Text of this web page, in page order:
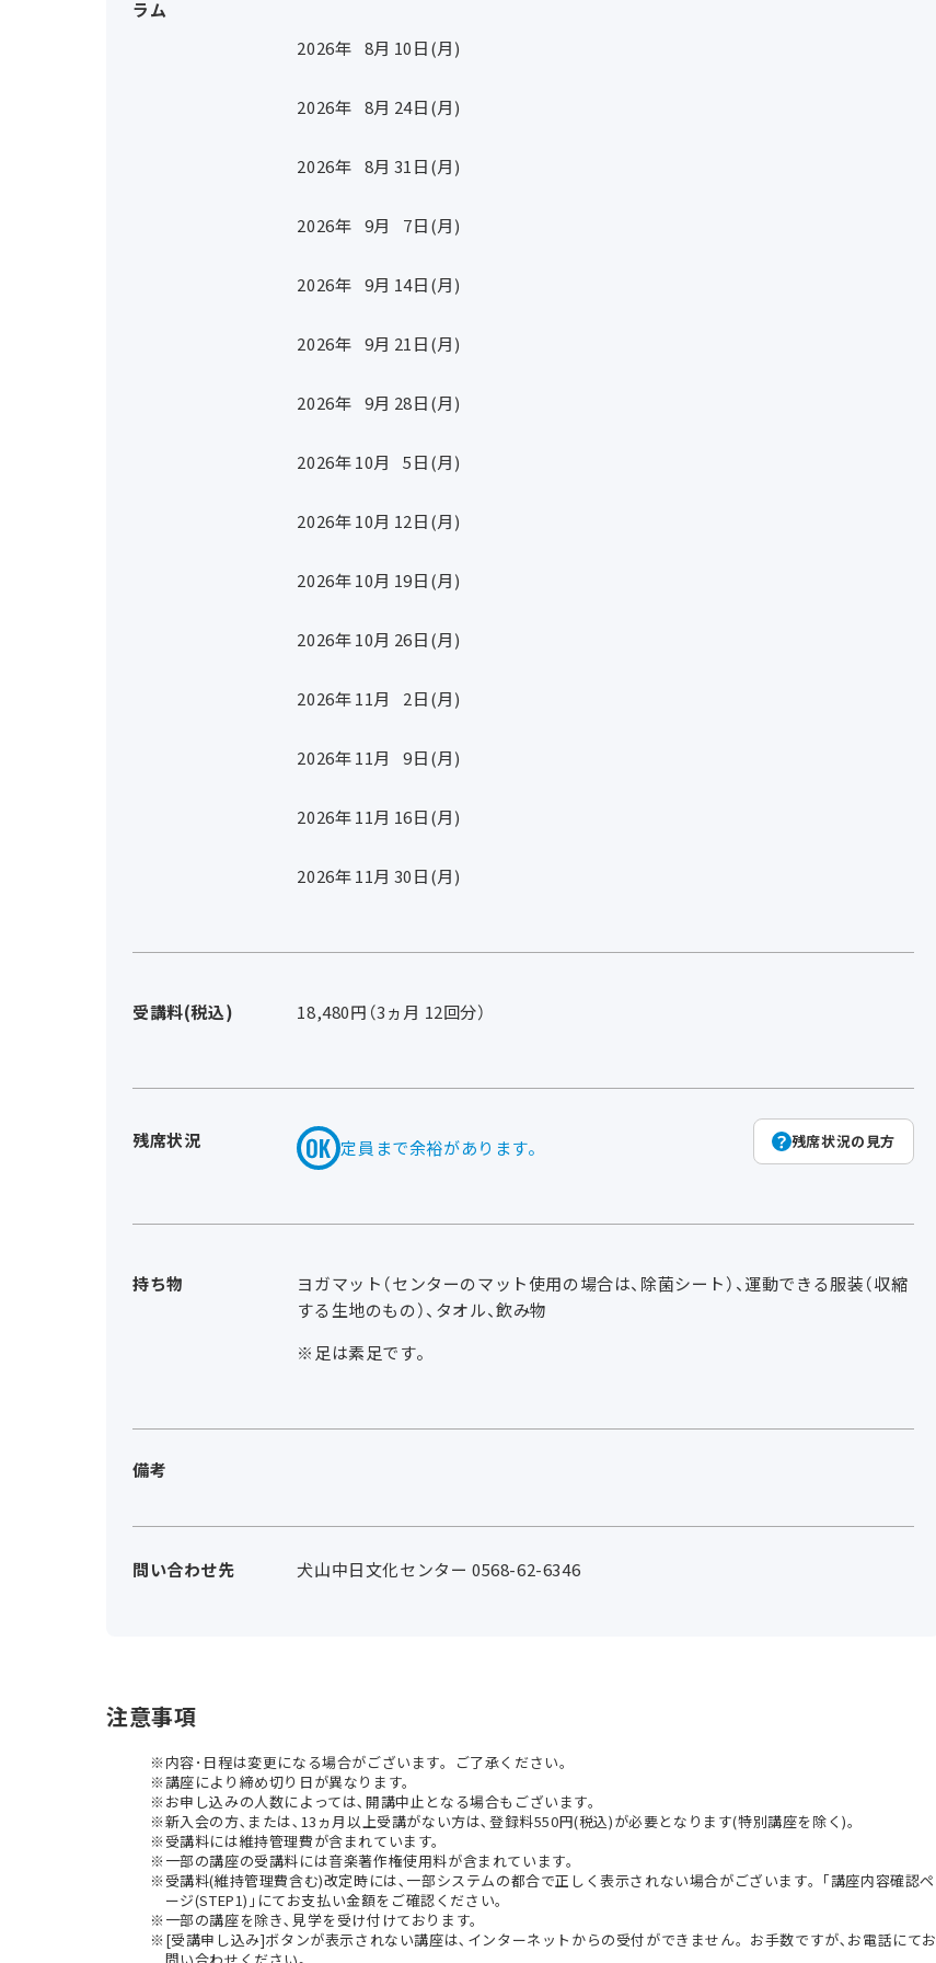
ラム
2026年 8月 10日(月)
2026年 8月 24日(月)
2026年 8月 31 日(月)
2026年 9月 7日(月)
2026年 9月 14日(月)
2026年 9月 21 日(月)
2026年 9月 28日(月)
2026年10月 5日(月)
2026年10月 12日(月)
2026年10月 19日(月)
2026年10月 26日(月)
2026年11月 2日(月)
2026年11月 9日(月)
2026年11月 16日(月)
2026年11月 30日(月)
受講料(税込) 18,480円（3ヵ月 12回分）
残席状況 定員まで余裕があります。 残席状況の見方
持ち物
ヨガマット（センターのマット使用の場合は、除菌シート）、運動できる服装（収縮
する生地のもの）、タオル、飲み物
※足は素足です。
備考
問い合わせ先 犬山中日文化センター 0568-62-6346
注意事項
内容･日程は変更になる場合がございます。ご了承ください。
講座により締め切り日が異なります。
お申し込みの人数によっては､開講中止となる場合もございます。
新入会の方､または､13ヵ月以上受講がない方は､登録料550円(税込)が必要となります(特別講座を除く)。
受講料には維持管理費が含まれています。
一部の講座の受講料には音楽著作権使用料が含まれています。
受講料(維持管理費含む)改定時には､一部システムの都合で正しく表示されない場合がございます。｢講座内容確認ペ
ージ(STEP1)｣にてお支払い金額をご確認ください。
一部の講座を除き､見学を受け付けております。
[受講申し込み]ボタンが表示されない講座は､インターネットからの受付ができません。お手数ですが､お電話にてお